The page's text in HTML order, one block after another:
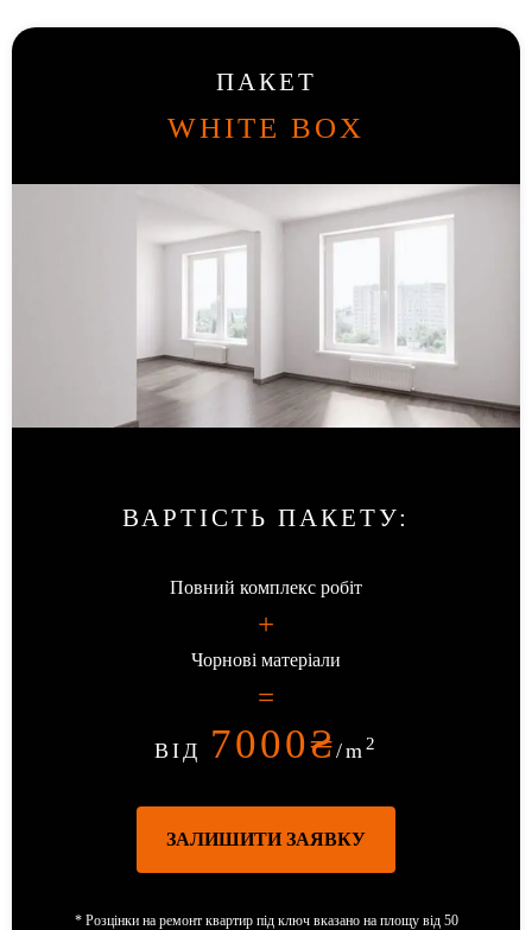
ПАКЕТ
WHITE BOX
ВАРТІСТЬ ПАКЕТУ:
Повний комплекс робіт
+
Чорнові матеріали
=
ВІД 7000₴/m 2
ЗАЛИШИТИ ЗАЯВКУ
* Розцінки на ремонт квартир під ключ вказано на площу від 50